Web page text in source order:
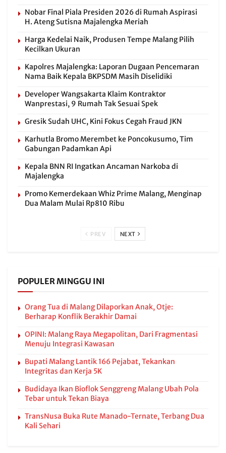
Nobar Final Piala Presiden 2026 di Rumah Aspirasi
H. Ateng Sutisna Majalengka Meriah
Harga Kedelai Naik, Produsen Tempe Malang Pilih
Kecilkan Ukuran
Kapolres Majalengka: Laporan Dugaan Pencemaran
Nama Baik Kepala BKPSDM Masih Diselidiki
Developer Wangsakarta Klaim Kontraktor
Wanprestasi, 9 Rumah Tak Sesuai Spek
Gresik Sudah UHC, Kini Fokus Cegah Fraud JKN
Karhutla Bromo Merembet ke Poncokusumo, Tim
Gabungan Padamkan Api
Kepala BNN RI Ingatkan Ancaman Narkoba di
Majalengka
Promo Kemerdekaan Whiz Prime Malang, Menginap
Dua Malam Mulai Rp810 Ribu
PREV NEXT
POPULER MINGGU INI
Orang Tua di Malang Dilaporkan Anak, Otje:
Berharap Konflik Berakhir Damai
OPINI: Malang Raya Megapolitan, Dari Fragmentasi
Menuju Integrasi Kawasan
Bupati Malang Lantik 166 Pejabat, Tekankan
Integritas dan Kerja 5K
Budidaya Ikan Bioflok Senggreng Malang Ubah Pola
Tebar untuk Tekan Biaya
TransNusa Buka Rute Manado-Ternate, Terbang Dua
Kali Sehari